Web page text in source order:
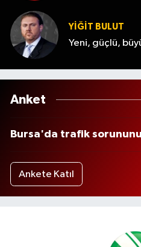
YİĞİT BULUT
Yeni, güçlü,
Anket
Bursa'da trafik
Ankete Katıl